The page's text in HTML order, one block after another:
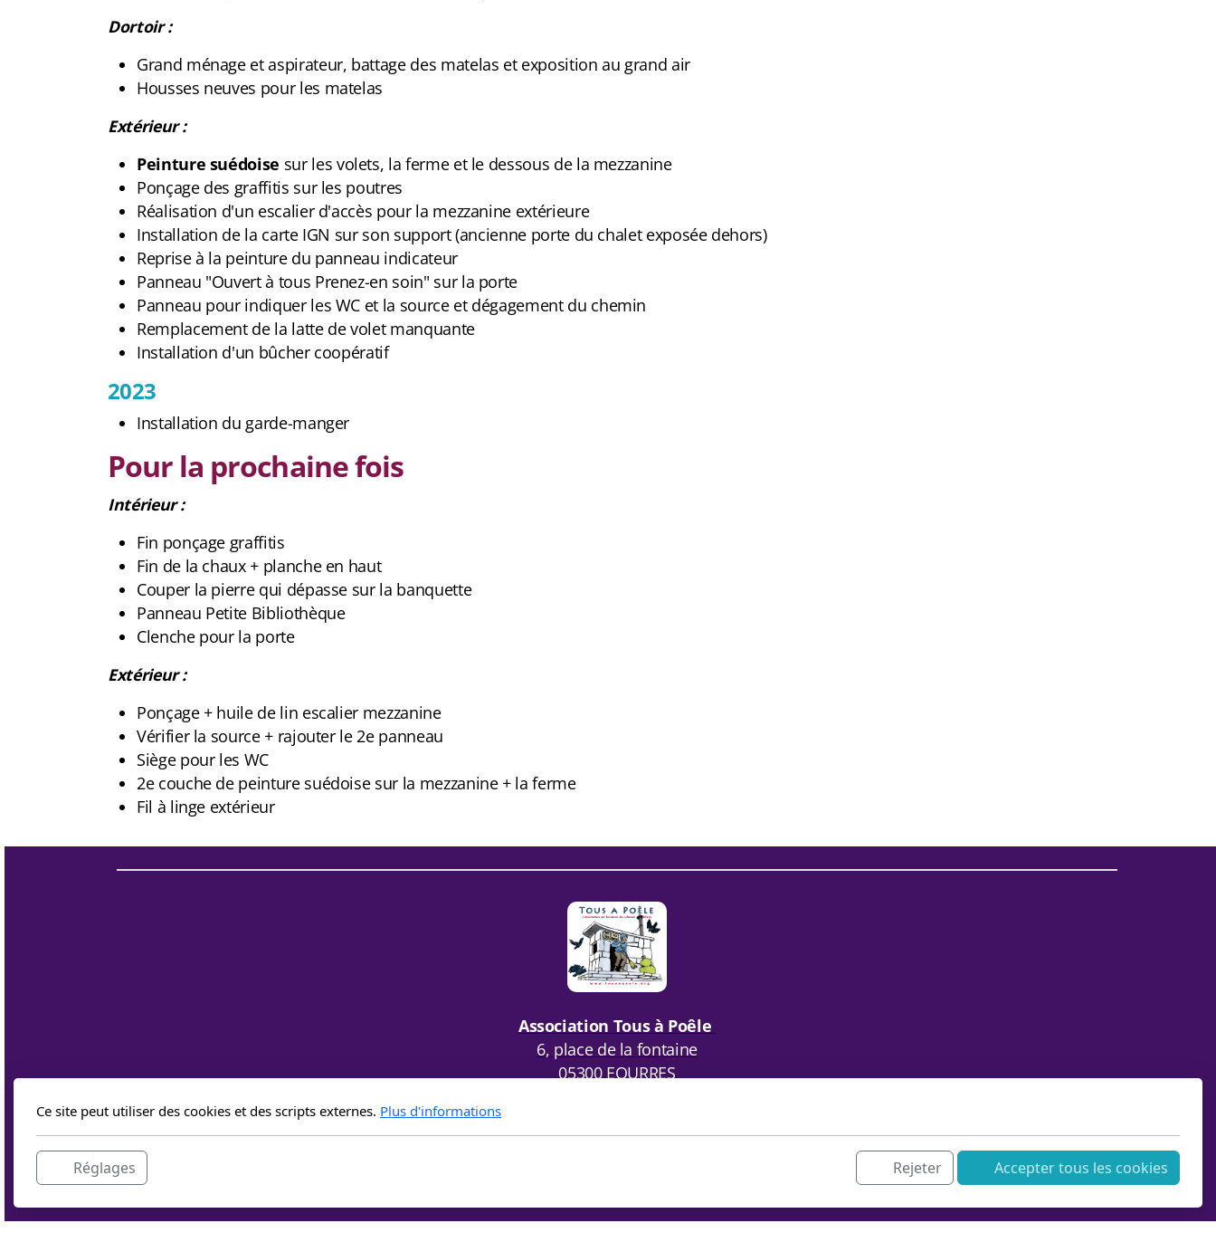
Dortoir :
Grand ménage et aspirateur, battage des matelas et exposition au grand air
Housses neuves pour les matelas
Extérieur :
Peinture suédoise sur les volets, la ferme et le dessous de la mezzanine
Ponçage des graffitis sur les poutres
Réalisation d'un escalier d'accès pour la mezzanine extérieure
Installation de la carte IGN sur son support (ancienne porte du chalet exposée dehors)
Reprise à la peinture du panneau indicateur
Panneau "Ouvert à tous Prenez-en soin" sur la porte
Panneau pour indiquer les WC et la source et dégagement du chemin
Remplacement de la latte de volet manquante
Installation d'un bûcher coopératif
2023
Installation du garde-manger
Pour la prochaine fois
Intérieur :
Fin ponçage graffitis
Fin de la chaux + planche en haut
Couper la pierre qui dépasse sur la banquette
Panneau Petite Bibliothèque
Clenche pour la porte
Extérieur :
Ponçage + huile de lin escalier mezzanine
Vérifier la source + rajouter le 2e panneau
Siège pour les WC
2e couche de peinture suédoise sur la mezzanine + la ferme
Fil à linge extérieur
Association Tous à Poêle
6, place de la fontaine
05300 EOURRES
Ce site peut utiliser des cookies et des scripts externes. Plus d'informations
Réglages Rejeter Accepter tous les cookies